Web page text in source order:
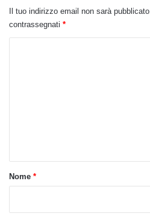
Il tuo indirizzo email non sarà pubblicato.
contrassegnati *
o
Nome *